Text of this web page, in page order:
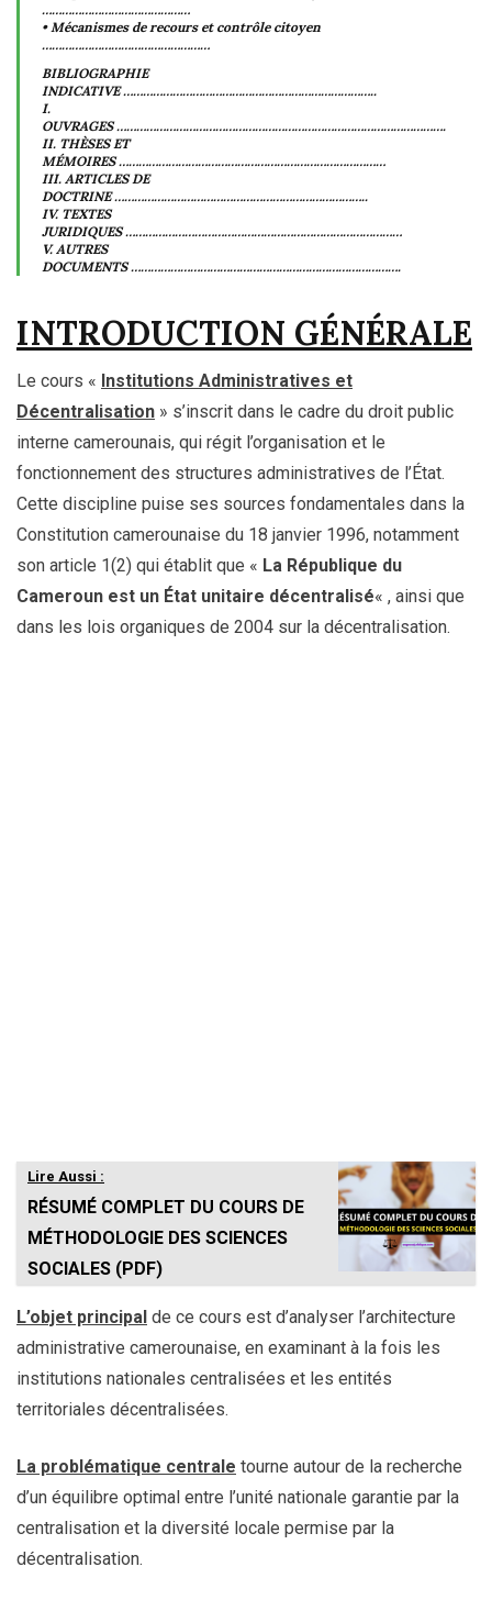
………………………………………
• Mécanismes de recours et contrôle citoyen
……………………………………………
BIBLIOGRAPHIE
INDICATIVE …………………………………………………………………..
I.
OUVRAGES ……………………………………………………………………………………….
II. THÈSES ET
MÉMOIRES ………………………………………………………………………
III. ARTICLES DE
DOCTRINE …………………………………………………………………..
IV. TEXTES
JURIDIQUES …………………………………………………………………………
V. AUTRES
DOCUMENTS ……………………………………………………………………….
INTRODUCTION GÉNÉRALE
Le cours « Institutions Administratives et
Décentralisation » s’inscrit dans le cadre du droit public
interne camerounais, qui régit l’organisation et le
fonctionnement des structures administratives de l’État.
Cette discipline puise ses sources fondamentales dans la
Constitution camerounaise du 18 janvier 1996, notamment
son article 1(2) qui établit que « La République du
Cameroun est un État unitaire décentralisé« , ainsi que
dans les lois organiques de 2004 sur la décentralisation.
Lire Aussi :
RÉSUMÉ COMPLET DU COURS DE
MÉTHODOLOGIE DES SCIENCES
SOCIALES (PDF)
L’objet principal de ce cours est d’analyser l’architecture
administrative camerounaise, en examinant à la fois les
institutions nationales centralisées et les entités
territoriales décentralisées.
La problématique centrale tourne autour de la recherche
d’un équilibre optimal entre l’unité nationale garantie par la
centralisation et la diversité locale permise par la
décentralisation.